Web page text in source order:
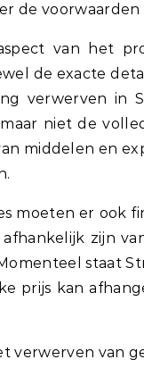
de voorwaarden
van het
de exacte
verwerven
niet de
middelen en
moeten er ook
zijn
staat
prijs kan
verwerven van